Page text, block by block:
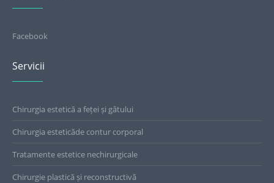
Facebook
Servicii
Chirurgia estetică a feței și gâtului
Chirurgia esteticăde contur corporal
Tratamente estetice nechirurgicale
Chirurgie plastică și reconstructivă